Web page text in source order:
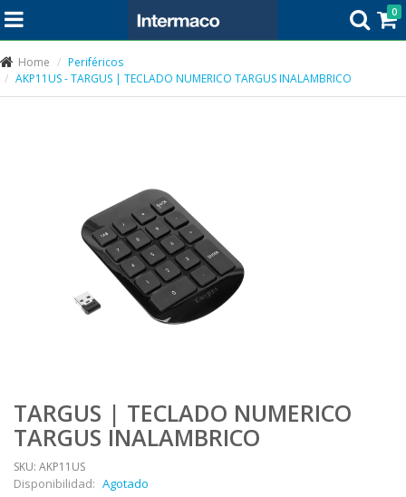
0
Home
Periféricos
AKP11US - TARGUS | TECLADO NUMERICO TARGUS INALAMBRICO
TARGUS | TECLADO NUMERICO
TARGUS INALAMBRICO
SKU: AKP11US
Disponibilidad: Agotado